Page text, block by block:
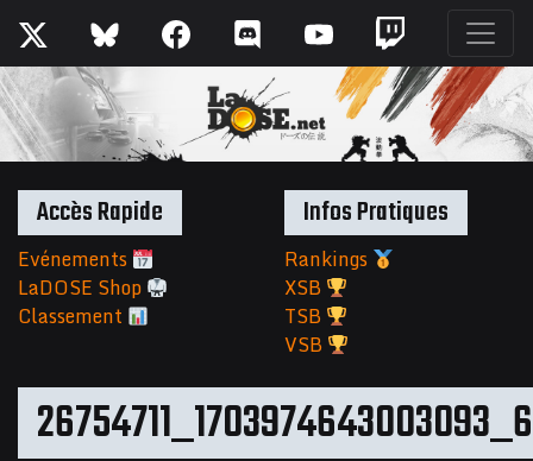
Accès Rapide
Evénements
LaDOSE Shop
Classement
Infos Pratiques
Rankings
XSB
TSB
VSB